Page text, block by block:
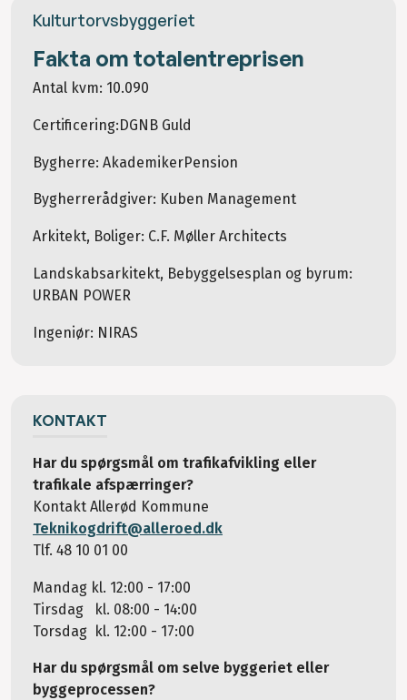
Kulturtorvsbyggeriet
Fakta om totalentreprisen
Antal kvm: 10.090
Certificering:DGNB Guld
Bygherre: AkademikerPension
Bygherrerådgiver: Kuben Management
Arkitekt, Boliger: C.F. Møller Architects
Landskabsarkitekt, Bebyggelsesplan og byrum:
URBAN POWER
Ingeniør: NIRAS
KONTAKT
Har du spørgsmål om trafikafvikling eller
trafikale afspærringer?
Kontakt Allerød Kommune
Teknikogdrift@alleroed.dk
Tlf. 48 10 01 00
Mandag kl. 12:00 - 17:00
Tirsdag kl. 08:00 - 14:00
Torsdag kl. 12:00 - 17:00
Har du spørgsmål om selve byggeriet eller
byggeprocessen?